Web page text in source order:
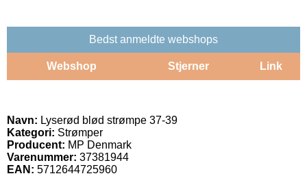
Bedst anmeldte webshops
Webshop Stjerner Link
Navn: Lyserød blød strømpe 37-39
Kategori: Strømper
Producent: MP Denmark
Varenummer: 37381944
EAN: 5712644725960